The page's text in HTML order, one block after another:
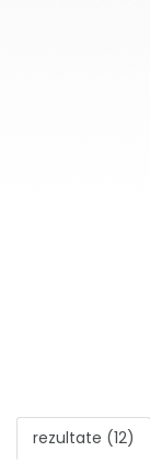
rezultate (12)